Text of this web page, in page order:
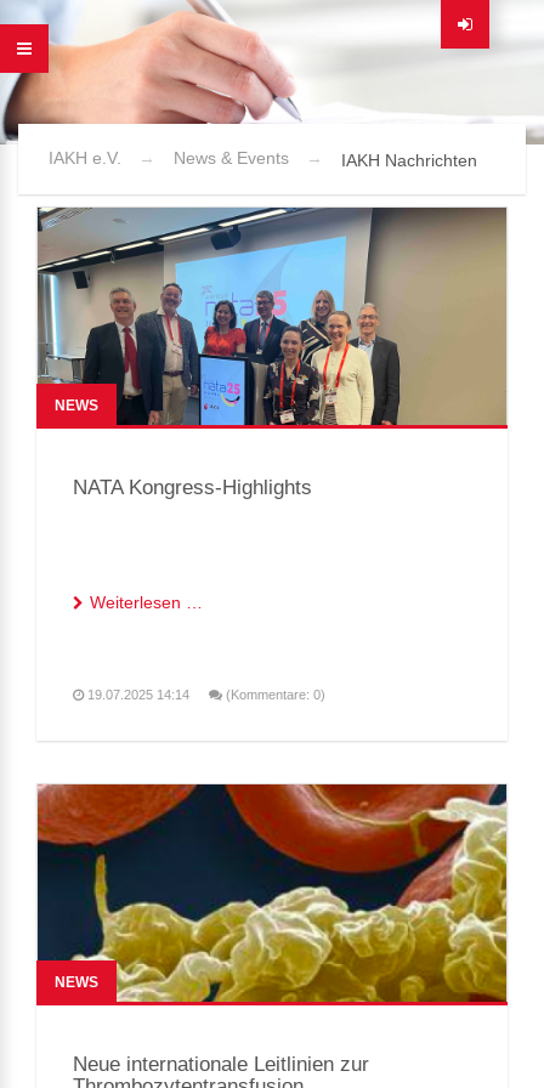
IAKH e.V. News & Events IAKH Nachrichten
NEWS
NATA Kongress-Highlights
Weiterlesen …
19.07.2025 14:14 (Kommentare: 0)
NEWS
Neue internationale Leitlinien zur